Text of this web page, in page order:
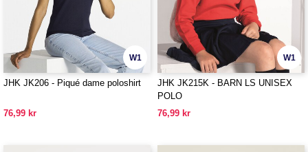
W1
JHK JK206 - Piqué dame poloshirt
76,99 kr
W1
JHK JK215K - BARN LS UNISEX
POLO
76,99 kr